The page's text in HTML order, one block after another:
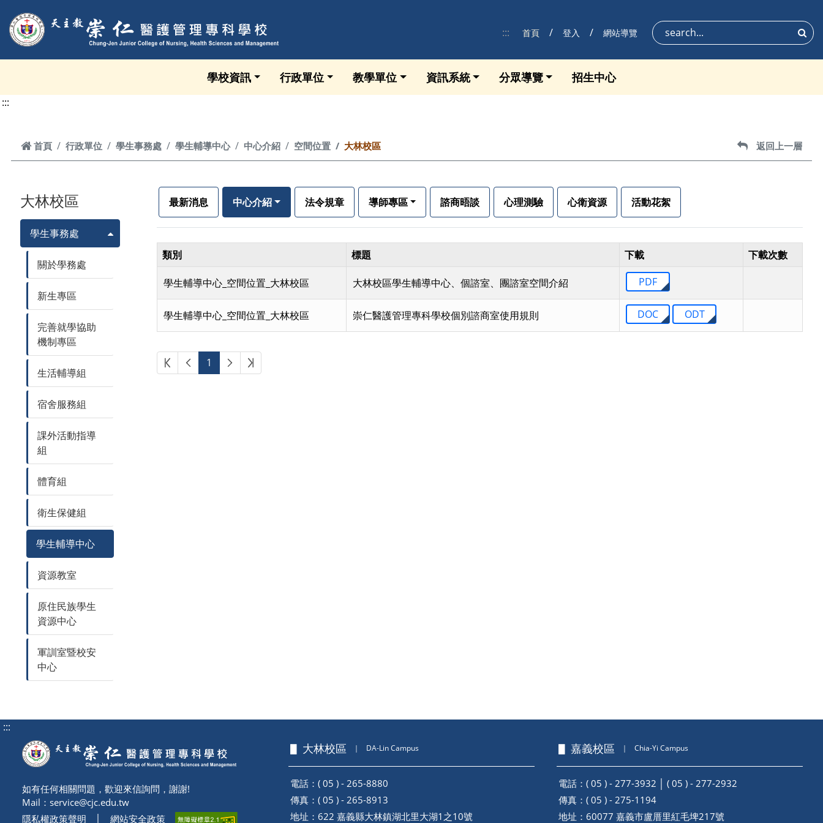
:::
首頁 登入 網站導覽 搜尋
學校資訊 行政單位 教學單位 資訊系統 分眾導覽 招生中心
:::
首頁
首頁 行政單位 學生事務處 學生輔導中心 中心介紹 空間位置 大林校區 返回上一層
返回上一層
大林校區
學生事務處
關於學務處
新生專區
完善就學協助
機制專區
生活輔導組
宿舍服務組
課外活動指導
組
體育組
衛生保健組
學生輔導中心
資源教室
原住民族學生
資源中心
軍訓室暨校安
中心
最新消息 中心介紹 法令規章 導師專區 諮商晤談 心理測驗 心衛資源 活動花絮
類別 標題 下載 下載次數
學生輔導中心_空間位置_大林校區 大林校區學生輔導中心、個諮室、團諮室空間介紹 PDF
學生輔導中心_空間位置_大林校區 崇仁醫護管理專科學校個別諮商室使用規則 DOC ODT
第一頁上一頁
1 下一頁最後頁
:::
如有任何相關問題，歡迎來信詢問，謝謝!
Mail： service@cjc.edu.tw
隱私權政策聲明
網站安全政策
▋ 大林校區 ｜ DA-Lin Campus
電話：( 05 ) - 265-8880
傳真：( 05 ) - 265-8913
地址： 622 嘉義縣大林鎮湖北里大湖1之10號
▋ 嘉義校區 ｜ Chia-Yi Campus
電話：( 05 ) - 277-3932 │ ( 05 ) - 277-2932
傳真：( 05 ) - 275-1194
地址： 60077 嘉義市盧厝里紅毛埤217號